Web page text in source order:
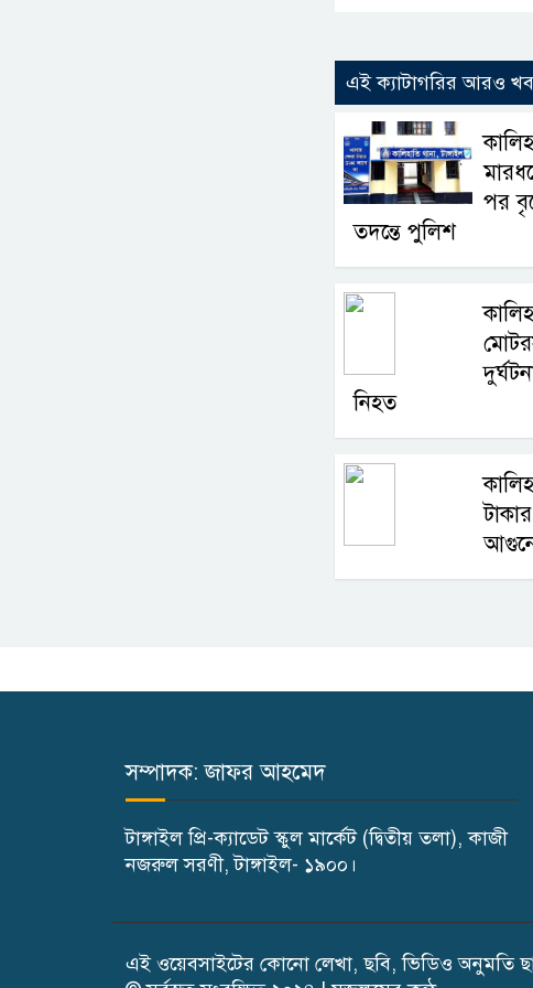
এই ক্যাটাগরির আরও
পর
তদন্তে পুলিশ
নিহত
সম্পাদক: জাফর আহমেদ
টাঙ্গাইল প্রি-ক্যাডেট স্কুল মার্কেট (দ্বিতীয় তলা), কাজী
নজরুল সরণী, টাঙ্গাইল- ১৯০০।
এই ওয়েবসাইটের কোনো লেখা, ছবি, ভিডিও অনুমতি